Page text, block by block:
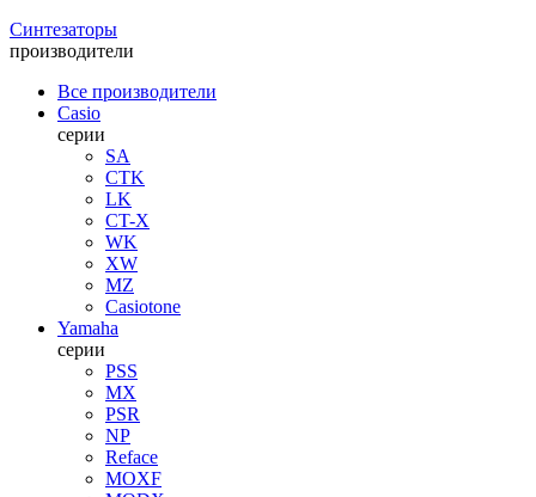
Синтезаторы
производители
Все производители
Casio
серии
SA
CTK
LK
CT-X
WK
XW
MZ
Casiotone
Yamaha
серии
PSS
MX
PSR
NP
Reface
MOXF